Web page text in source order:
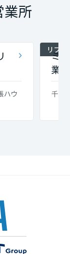
業所
ハウ
リフ
ミ
業所
千葉